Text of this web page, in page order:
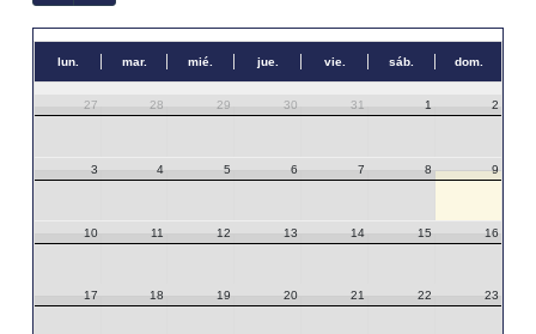
lun. mar. mié. jue. vie. sáb. dom.
27 28 29 30 31 1 2
3 4 5 6 7 8 9
10 11 12 13 14 15 16
17 18 19 20 21 22 23